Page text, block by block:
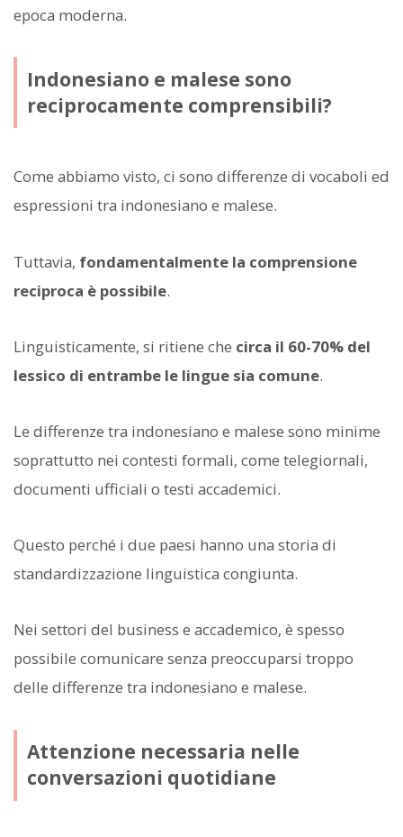
epoca moderna.
Indonesiano e malese sono
reciprocamente comprensibili?
Come abbiamo visto, ci sono differenze di vocaboli ed
espressioni tra indonesiano e malese.
Tuttavia, fondamentalmente la comprensione
reciproca è possibile.
Linguisticamente, si ritiene che circa il 60-70% del
lessico di entrambe le lingue sia comune.
Le differenze tra indonesiano e malese sono minime
soprattutto nei contesti formali, come telegiornali,
documenti ufficiali o testi accademici.
Questo perché i due paesi hanno una storia di
standardizzazione linguistica congiunta.
Nei settori del business e accademico, è spesso
possibile comunicare senza preoccuparsi troppo
delle differenze tra indonesiano e malese.
Attenzione necessaria nelle
conversazioni quotidiane